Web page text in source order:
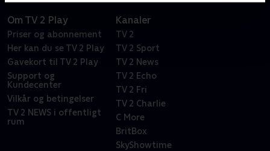
Om TV 2 Play
Priser og abonnement
Her kan du se TV 2 Play
Gavekort til TV 2 Play
Support og
Kundecenter
Vilkår og betingelser
TV 2 NEWS i offentligt
rum
Kanaler
TV 2
TV 2 Sport
TV 2 News
TV 2 Echo
TV 2 Fri
TV 2 Charlie
C More
BritBox
SkyShowtime